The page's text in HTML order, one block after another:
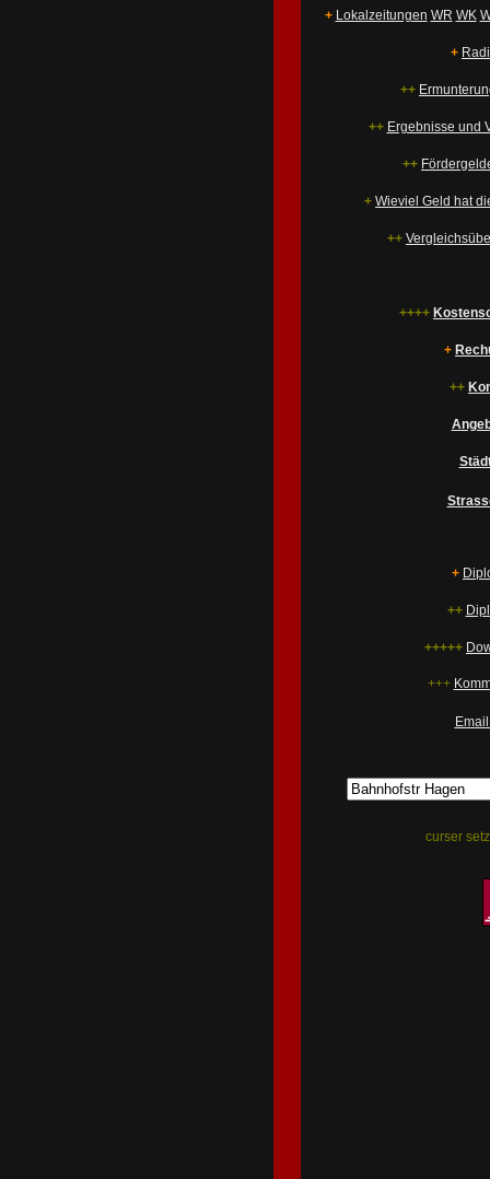
+ Lokalzeitungen WR WK
+
++
++ Ergebnisse und
++
+ Wieviel Geld hat
++
++++
+
++
+
++
+++++
+++
curser